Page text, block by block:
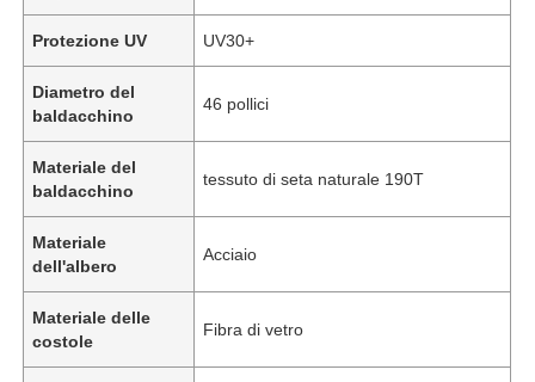
Protezione UV UV30+
Diametro del
baldacchino
46 pollici
Materiale del
baldacchino
tessuto di seta naturale 190T
Materiale
dell'albero
Acciaio
Materiale delle
costole
Fibra di vetro